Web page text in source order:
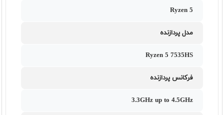
Ryzen 5
مدل پردازنده
Ryzen 5 7535HS
فرکانس پردازنده
3.3GHz up to 4.5GHz